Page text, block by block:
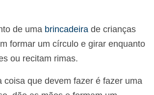
de uma brincadeira de crianças
formar um círculo e girar enquanto
ou recitam rimas.
coisa que devem fazer é fazer uma